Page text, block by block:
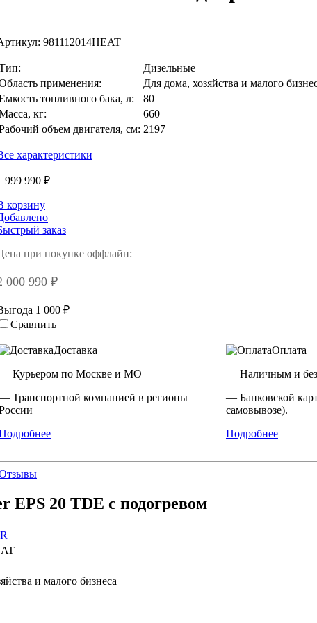
981112014HEAT
Дизельные
применения:
Для дома, хозяйства и малого
топливного бака, л:
80
кг:
660
объем двигателя, см: 2197
характеристики
999 990 ₽
корзину
заказ
при покупке оффлайн:
000 990 ₽
1 000 ₽
Сравнить
Доставка
Курьером по Москве и МО
Транспортной компанией в регионы
Оплата
— Наличным и
— Банковской
самовывозе).
Подробнее
EPS 20 TDE с подогревом
и малого бизнеса